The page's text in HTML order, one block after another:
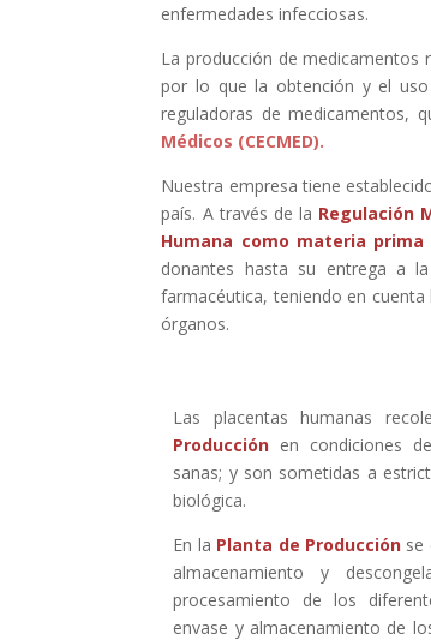
enfermedades infecciosas.
La producción de medicamentos
por lo que la obtención y el
reguladoras de medicamentos,
Médicos (CECMED).
Nuestra empresatiene
país. A través de la Regulación
Humana como materia prima
donantes hasta su entrega a
farmacéutica, teniendo en
órganos.
Las placentas humanas
Producción en condiciones
sanas; y son sometidas a
biológica.
En la Planta de Producciónse
almacenamiento y
procesamiento de los
envase y almacenamiento de